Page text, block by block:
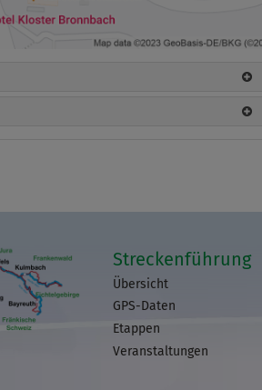
Streckenführung
Übersicht
GPS-Daten
Etappen
Veranstaltungen